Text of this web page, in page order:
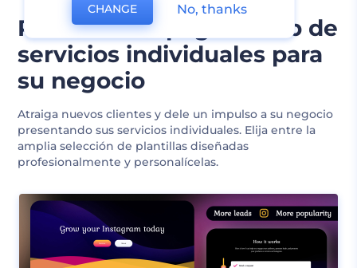
Plantillas de página web de
servicios individuales para
su negocio
Atraiga nuevos clientes y dele un impulso a su negocio
presentando sus servicios individuales. Elija entre la
amplia selección de plantillas diseñadas
profesionalmente y personalícelas.
CHANGE No, thanks